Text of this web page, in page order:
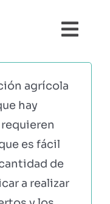
agrícola
hay
es fácil
de
a realizar